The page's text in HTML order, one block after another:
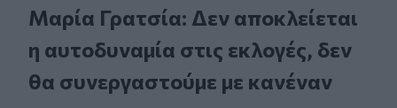
Μαρία Γρατσία: Δεν αποκλείεται
η αυτοδυναμία στις εκλογές, δεν
θα συνεργαστούμε με κανέναν